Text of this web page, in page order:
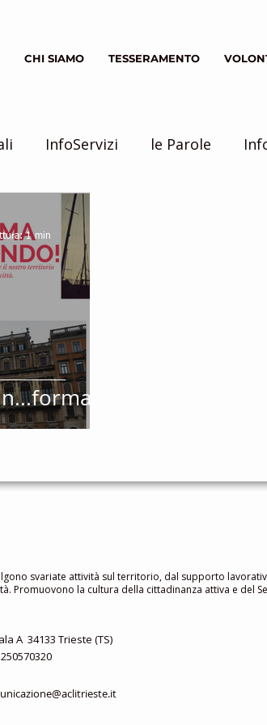
CHI SIAMO TESSERAMENTO
InfoServizi le Parole
Servizio Civile
1 min
svariate attività sul territorio, dal supporto
Promuovono la cultura della cittadinanza attiva e del
A 34133 Trieste (TS)